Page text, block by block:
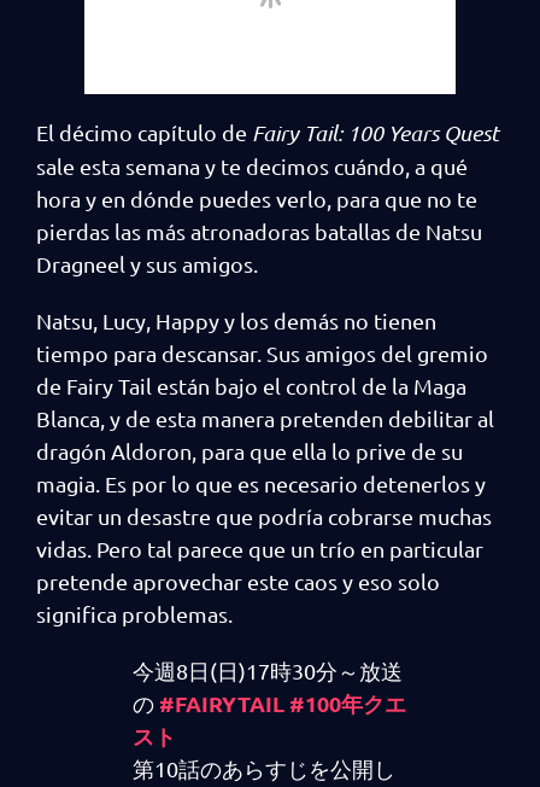
El décimo capítulo de Fairy Tail: 100 Years Quest
sale esta semana y te decimos cuándo, a qué
hora y en dónde puedes verlo, para que no te
pierdas las más atronadoras batallas de Natsu
Dragneel y sus amigos.
Natsu, Lucy, Happy y los demás no tienen
tiempo para descansar. Sus amigos del gremio
de Fairy Tail están bajo el control de la Maga
Blanca, y de esta manera pretenden debilitar al
dragón Aldoron, para que ella lo prive de su
magia. Es por lo que es necesario detenerlos y
evitar un desastre que podría cobrarse muchas
vidas. Pero tal parece que un trío en particular
pretende aprovechar este caos y eso solo
significa problemas.
今週8日(日)17時30分～放送
の #FAIRYTAIL #100年クエ
スト
第10話のあらすじを公開し